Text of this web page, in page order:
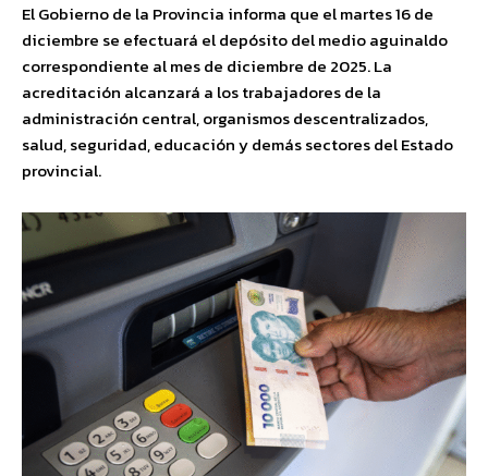
El Gobierno de la Provincia informa que el martes 16 de
diciembre se efectuará el depósito del medio aguinaldo
correspondiente al mes de diciembre de 2025. La
acreditación alcanzará a los trabajadores de la
administración central, organismos descentralizados,
salud, seguridad, educación y demás sectores del Estado
provincial.